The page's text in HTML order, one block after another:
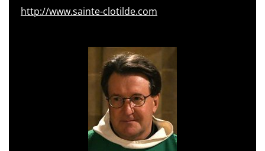
http://www.sainte-clotilde.com